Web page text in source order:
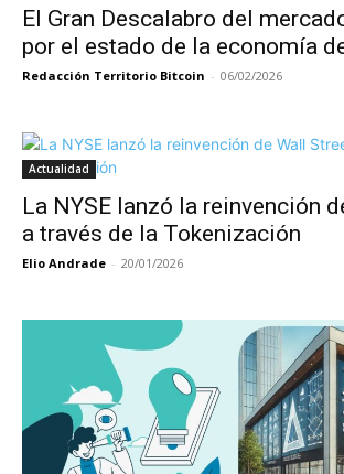
El Gran Descalabro del
por el estado de la economía
Redacción Territorio Bitcoin - 06/02/2026
Actualidad
La NYSE lanzó la reinvención
a través de la Tokenización
Elio Andrade - 20/01/2026